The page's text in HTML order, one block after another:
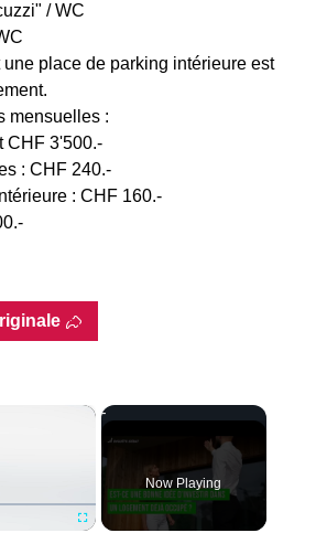
/ WC
place de parking intérieure est
mensuelles :
CHF 3'500.-
: CHF 240.-
: CHF 160.-
×
Now Playing